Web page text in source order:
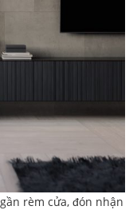
rèm cửa, đón nhận